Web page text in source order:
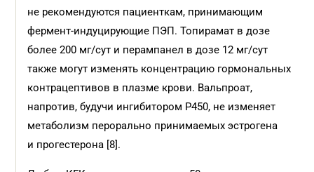
не рекомендуются пациенткам, принимающим
фермент-индуцирующие ПЭП. Топирамат в дозе
более 200 мг/сут и перампанел в дозе 12 мг/сут
также могут изменять концентрацию гормональных
контрацептивов в плазме крови. Вальпроат,
напротив, будучи ингибитором P450, не изменяет
метаболизм перорально принимаемых эстрогена
и прогестерона [8].